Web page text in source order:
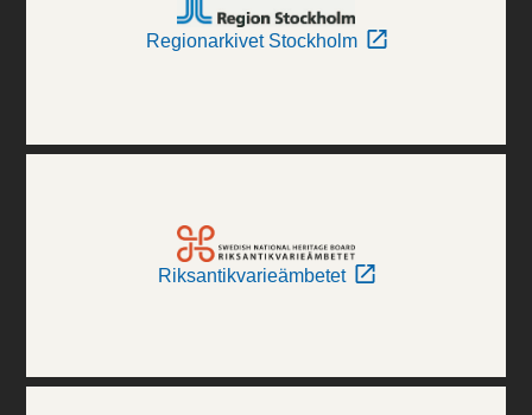
Regionarkivet Stockholm
Riksantikvarieämbetet